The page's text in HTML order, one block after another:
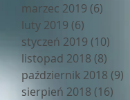
marzec 2019 (6)
luty 2019 (6)
styczeń 2019 (10)
listopad 2018 (8)
październik 2018 (9)
sierpień 2018 (16)